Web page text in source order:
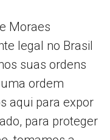
Moraes
legal no Brasil
suas ordens
ordem
aqui para expor
para proteger